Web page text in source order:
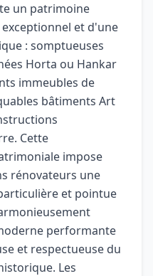
un patrimoine
et d'une
: somptueuses
Horta ou Hankar
immeubles de
bâtiments Art
Cette
impose
rénovateurs une
et pointue
performante
et respectueuse du
Les